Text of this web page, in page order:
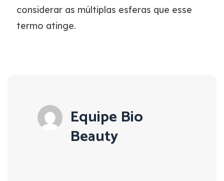
considerar as múltiplas esferas que esse
termo atinge.
Equipe Bio
Beauty